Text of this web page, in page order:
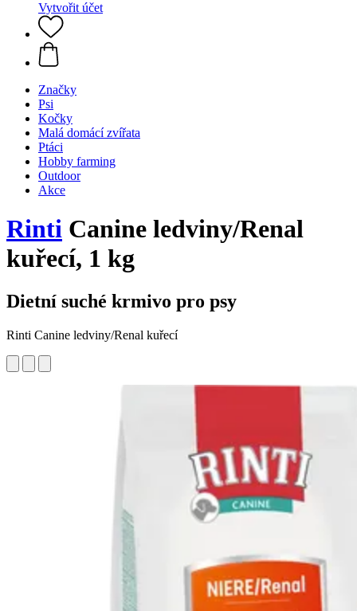
Vytvořit účet
Značky
Psi
Kočky
Malá domácí zvířata
Ptáci
Hobby farming
Outdoor
Akce
Rinti Canine ledviny/Renal
kuřecí, 1 kg
Dietní suché krmivo pro psy
Rinti Canine ledviny/Renal kuřecí